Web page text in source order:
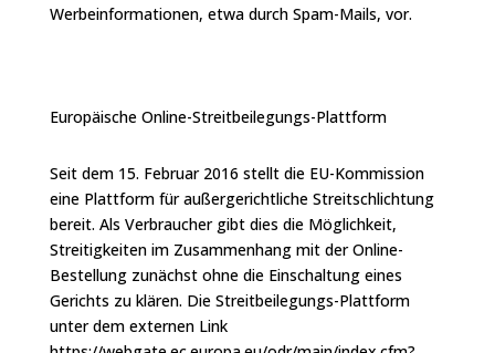
Werbeinformationen, etwa durch Spam-Mails, vor.
Europäische Online-Streitbeilegungs-Plattform
Seit dem 15. Februar 2016 stellt die EU-Kommission
eine Plattform für außergerichtliche Streitschlichtung
bereit. Als Verbraucher gibt dies die Möglichkeit,
Streitigkeiten im Zusammenhang mit der Online-
Bestellung zunächst ohne die Einschaltung eines
Gerichts zu klären. Die Streitbeilegungs-Plattform
unter dem externen Link